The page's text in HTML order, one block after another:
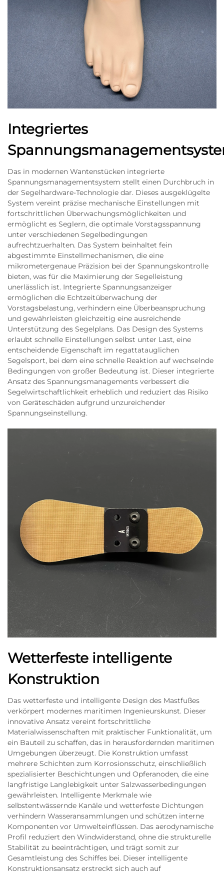
Integriertes
Das in modernen Wantenstücken integrierte
Spannungsmanagementsystem stellt einen Durchbruch in
der Segelhardware-Technologie dar. Dieses ausgeklügelte
System vereint präzise mechanische Einstellungen mit
fortschrittlichen Überwachungsmöglichkeiten und
ermöglicht es Seglern, die optimale Vorstagsspannung
unter verschiedenen Segelbedingungen
aufrechtzuerhalten. Das System beinhaltet fein
abgestimmte Einstellmechanismen, die eine
mikrometergenaue Präzision bei der Spannungskontrolle
bieten, was für die Maximierung der Segelleistung
unerlässlich ist. Integrierte Spannungsanzeiger
ermöglichen die Echtzeitüberwachung der
Vorstagsbelastung, verhindern eine Überbeanspruchung
und gewährleisten gleichzeitig eine ausreichende
Unterstützung des Segelplans. Das Design des Systems
erlaubt schnelle Einstellungen selbst unter Last, eine
entscheidende Eigenschaft im regattatauglichen
Segelsport, bei dem eine schnelle Reaktion auf wechselnde
Bedingungen von großer Bedeutung ist. Dieser integrierte
Ansatz des Spannungsmanagements verbessert die
Segelwirtschaftlichkeit erheblich und reduziert das Risiko
von Geräteschäden aufgrund unzureichender
Spannungseinstellung.
Wetterfeste intelligente
Konstruktion
Das wetterfeste und intelligente Design des Mastfußes
verkörpert modernes maritimen Ingenieurskunst. Dieser
innovative Ansatz vereint fortschrittliche
Materialwissenschaften mit praktischer Funktionalität, um
ein Bauteil zu schaffen, das in herausfordernden maritimen
Umgebungen überzeugt. Die Konstruktion umfasst
mehrere Schichten zum Korrosionsschutz, einschließlich
spezialisierter Beschichtungen und Opferanoden, die eine
langfristige Langlebigkeit unter Salzwasserbedingungen
gewährleisten. Intelligente Merkmale wie
selbstentwässernde Kanäle und wetterfeste Dichtungen
verhindern Wasseransammlungen und schützen interne
Komponenten vor Umwelteinflüssen. Das aerodynamische
Profil reduziert den Windwiderstand, ohne die strukturelle
Stabilität zu beeinträchtigen, und trägt somit zur
Gesamtleistung des Schiffes bei. Dieser intelligente
Konstruktionsansatz erstreckt sich auch auf